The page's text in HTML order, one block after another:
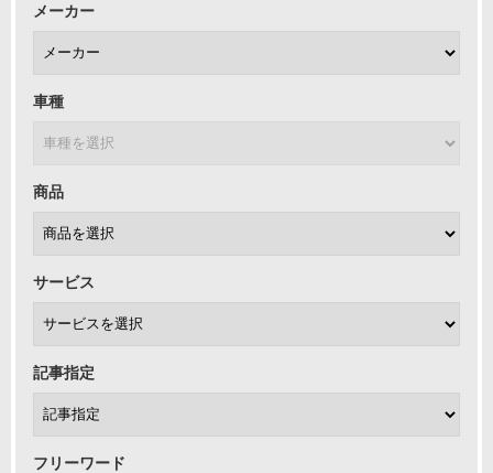
メーカー
車種
商品
サービス
記事指定
フリーワード